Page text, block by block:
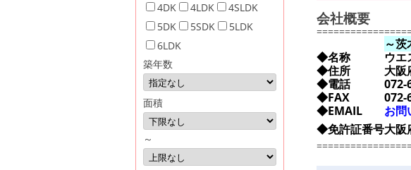
会社概要
～
◆名称
ウエ
◆住所
大阪
◆電話
072-
◆FAX
072-
◆EMAIL
お問
◆免許証番号大阪
4DK
4LDK
4SLDK
5DK
5SDK
5LDK
6LDK
築年数
面積
～